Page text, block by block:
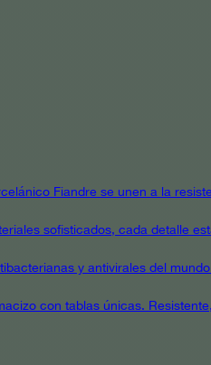
Fiandre se unen a la
sofisticados, cada detalle
y antivirales del
con tablas únicas.